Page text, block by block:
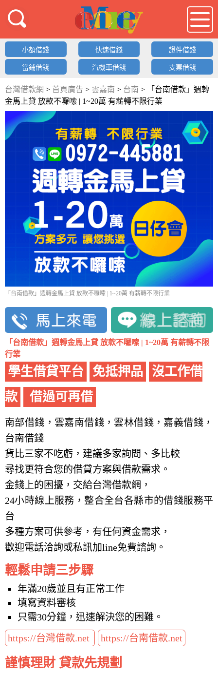
借錢LOGO
小額借錢 快速借錢 證件借錢
當鋪借錢 汽機車借錢 支票借錢
台灣借款網 > 首頁廣告 > 雲嘉南 > 台南 >
「台南借款」週轉
金馬上貸 放款不囉嗦 | 1~20萬 有薪轉不限行業
「台南借款」週轉金馬上貸 放款不囉嗦 | 1~20萬 有薪轉不限行業
「台南借款」週轉金馬上貸 放款不囉嗦 | 1~20萬 有薪轉不限
行業
學生借貸平台 免抵押品
沒工作借
款
借過可再借
南部借錢，雲嘉南借錢，雲林借錢，嘉義借錢，
台南借錢
貨比三家不吃虧，建議多家詢問、多比較
尋找更符合您的借貸方案與借款需求。
金錢上的困擾，交給台灣借款網，
24小時線上服務，整合全台各縣市的借錢服務平
台
多種方案可供參考，有任何資金需求，
歡迎電話洽詢或私訊加line免費諮詢。
輕鬆申請三步驟
年滿20歲並且有正常工作
填寫資料審核
只需30分鐘，迅速解決您的困難。
https://台灣借款.net
https://台南借款.net
謹慎理財 貸款先規劃